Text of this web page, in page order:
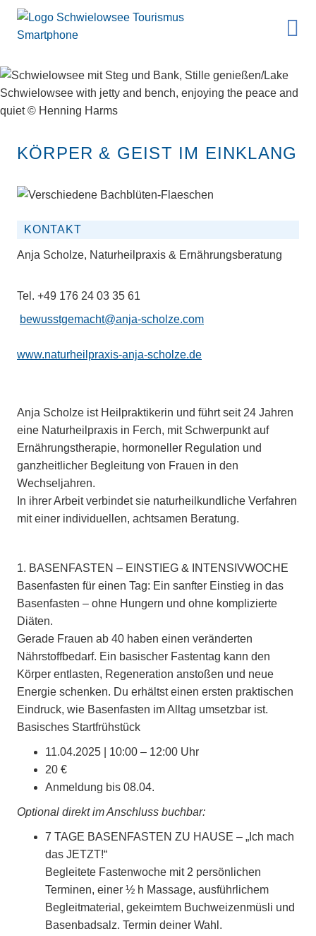
KÖRPER & GEIST IM EINKLANG
KONTAKT
Anja Scholze, Naturheilpraxis & Ernährungsberatung
Tel. +49 176 24 03 35 61
bewusstgemacht@anja-scholze.com
www.naturheilpraxis-anja-scholze.de
Anja Scholze ist Heilpraktikerin und führt seit 24 Jahren
eine Naturheilpraxis in Ferch, mit Schwerpunkt auf
Ernährungstherapie, hormoneller Regulation und
ganzheitlicher Begleitung von Frauen in den
Wechseljahren.
In ihrer Arbeit verbindet sie naturheilkundliche Verfahren
mit einer individuellen, achtsamen Beratung.
1. BASENFASTEN – EINSTIEG & INTENSIVWOCHE
Basenfasten für einen Tag: Ein sanfter Einstieg in das
Basenfasten – ohne Hungern und ohne komplizierte
Diäten.
Gerade Frauen ab 40 haben einen veränderten
Nährstoffbedarf. Ein basischer Fastentag kann den
Körper entlasten, Regeneration anstoßen und neue
Energie schenken. Du erhältst einen ersten praktischen
Eindruck, wie Basenfasten im Alltag umsetzbar ist.
Basisches Startfrühstück
11.04.2025 | 10:00 – 12:00 Uhr
20 €
Anmeldung bis 08.04.
Optional direkt im Anschluss buchbar:
7 TAGE BASENFASTEN ZU HAUSE – „Ich mach
das JETZT!“
Begleitete Fastenwoche mit 2 persönlichen
Terminen, einer ½ h Massage, ausführlichem
Begleitmaterial, gekeimtem Buchweizenmüsli und
Basenbadsalz. Termin deiner Wahl.